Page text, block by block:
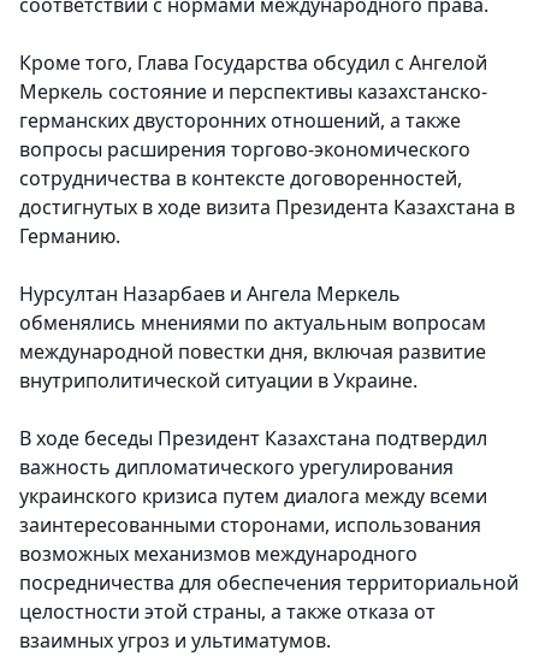
Кроме того, Глава Государства обсудил с Ангелой
Меркель состояние и перспективы казахстанско-
германских двусторонних отношений, а также
вопросы расширения торгово-экономического
сотрудничества в контексте договоренностей,
достигнутых в ходе визита Президента Казахстана в
Германию.
Нурсултан Назарбаев и Ангела Меркель
обменялись мнениями по актуальным вопросам
международной повестки дня, включая развитие
внутриполитической ситуации в Украине.
В ходе беседы Президент Казахстана подтвердил
важность дипломатического урегулирования
украинского кризиса путем диалога между всеми
заинтересованными сторонами, использования
возможных механизмов международного
посредничества для обеспечения территориальной
целостности этой страны, а также отказа от
взаимных угроз и ультиматумов.